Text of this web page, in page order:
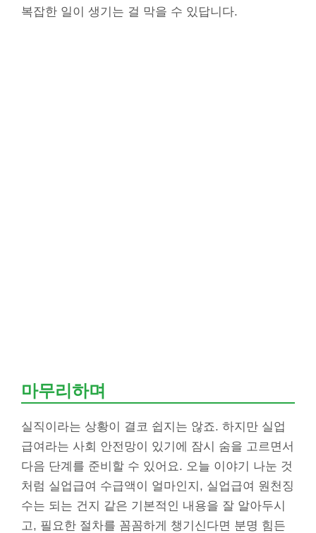
복잡한 일이 생기는 걸 막을 수 있답니다.
마무리하며
실직이라는 상황이 결코 쉽지는 않죠. 하지만 실업
급여라는 사회 안전망이 있기에 잠시 숨을 고르면서
다음 단계를 준비할 수 있어요. 오늘 이야기 나눈 것
처럼 실업급여 수급액이 얼마인지, 실업급여 원천징
수는 되는 건지 같은 기본적인 내용을 잘 알아두시
고, 필요한 절차를 꼼꼼하게 챙기신다면 분명 힘든